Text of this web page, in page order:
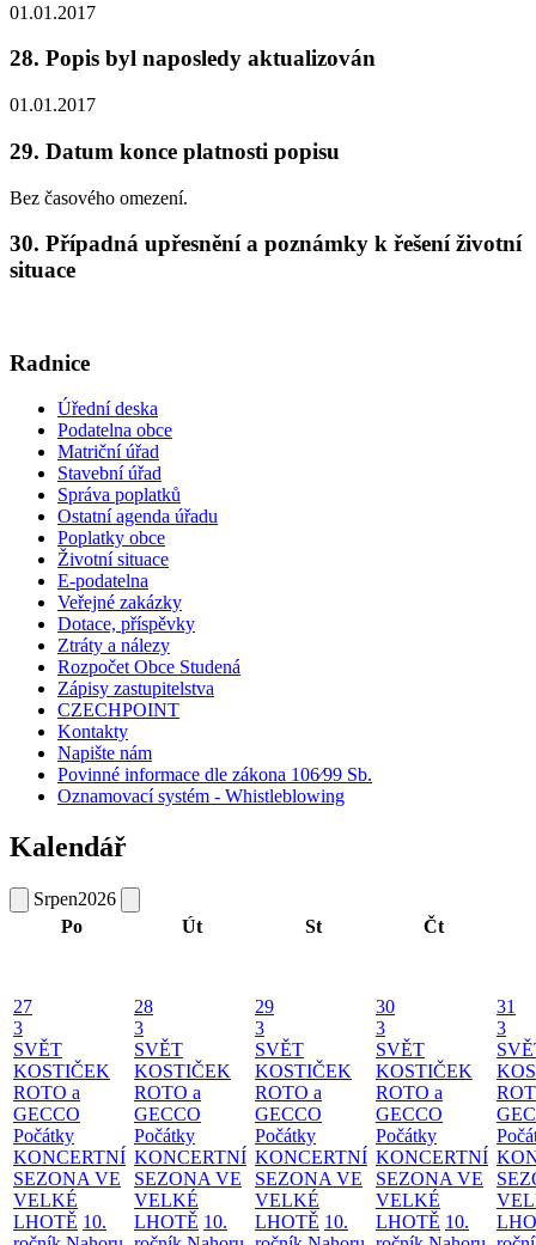
01.01.2017
28. Popis byl naposledy aktualizován
01.01.2017
29. Datum konce platnosti popisu
Bez časového omezení.
30. Případná upřesnění a poznámky k řešení životní
situace
Radnice
Úřední deska
Podatelna obce
Matriční úřad
Stavební úřad
Správa poplatků
Ostatní agenda úřadu
Poplatky obce
Životní situace
E-podatelna
Veřejné zakázky
Dotace, příspěvky
Ztráty a nálezy
Rozpočet Obce Studená
Zápisy zastupitelstva
CZECHPOINT
Kontakty
Napište nám
Povinné informace dle zákona 106⁄99 Sb.
Oznamovací systém - Whistleblowing
Kalendář
Srpen2026
Po
Út St Čt
27
3
SVĚT
KOSTIČEK
ROTO a
GECCO
Počátky
KONCERTNÍ
SEZONA VE
VELKÉ
LHOTĚ 10.
28
3
SVĚT
KOSTIČEK
ROTO a
GECCO
Počátky
KONCERTNÍ
SEZONA VE
VELKÉ
LHOTĚ 10.
29
3
SVĚT
KOSTIČEK
ROTO a
GECCO
Počátky
KONCERTNÍ
SEZONA VE
VELKÉ
LHOTĚ 10.
30
3
SVĚT
KOSTIČEK
ROTO a
GECCO
Počátky
KONCERTNÍ
SEZONA VE
VELKÉ
LHOTĚ 10.
31
3